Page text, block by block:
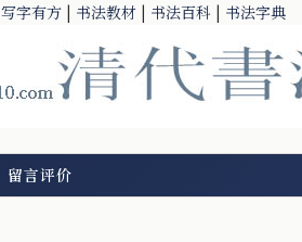
写字有方 | 书法教材 | 书法百科 | 书法字典
留言评价